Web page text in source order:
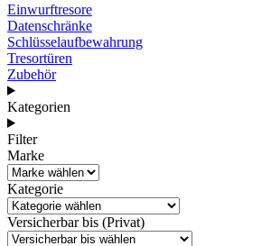
Einwurftresore
Datenschränke
Schlüsselaufbewahrung
Tresortüren
Zubehör
Kategorien
Filter
Marke
Kategorie
Versicherbar bis (Privat)